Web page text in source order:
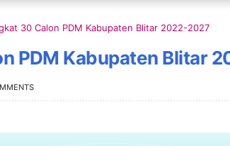
30 Calon PDM Kabupaten Blitar 2022-2027
PDM Kabupaten Blitar